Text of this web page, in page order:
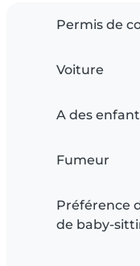
Permis de
Voiture
A des
Fumeur
Préférence
de baby-